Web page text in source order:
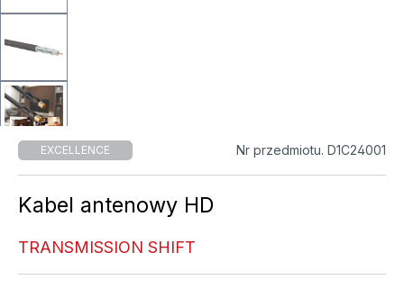
EXCELLENCE Nr przedmiotu. D1C24001
Kabel antenowy HD
TRANSMISSION SHIFT